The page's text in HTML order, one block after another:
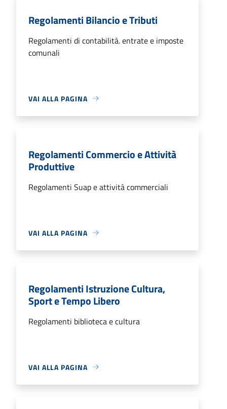
Regolamenti Bilancio e Tributi
Regolamenti di contabilità. entrate e imposte
comunali
VAI ALLA PAGINA
Regolamenti Commercio e Attività
Produttive
Regolamenti Suap e attività commerciali
VAI ALLA PAGINA
Regolamenti Istruzione Cultura,
Sport e Tempo Libero
Regolamenti biblioteca e cultura
VAI ALLA PAGINA